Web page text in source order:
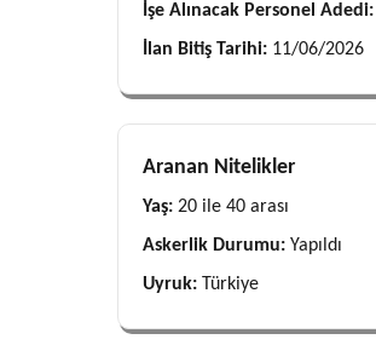
İşe Alınacak Personel
İlan Bitiş Tarihi: 11/06/2026
Aranan Nitelikler
Yaş: 20 ile 40 arası
Askerlik Durumu: Yapıldı
Uyruk: Türkiye